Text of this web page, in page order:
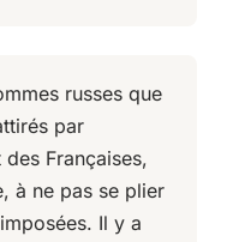
russes que
par
Françaises,
à ne pas se plier
Il y a